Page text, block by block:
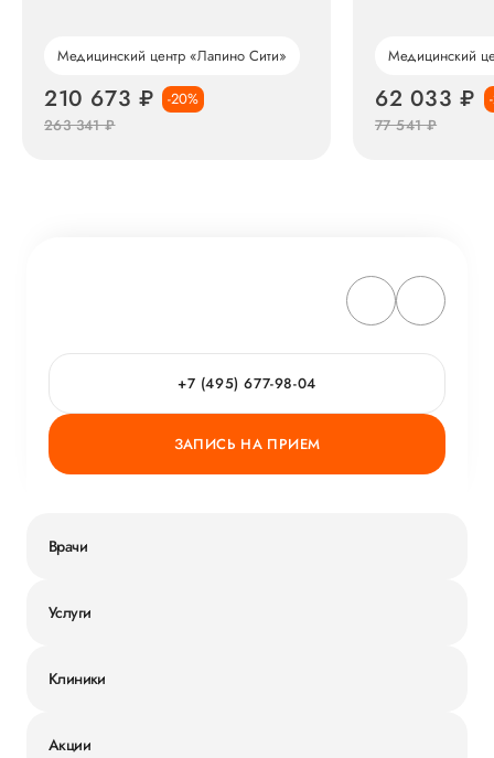
Медицинский центр «Лапино Сити»
210 673 ₽
-20%
263 341 ₽
Медицинский
62 033 ₽
77 541 ₽
+7 (495) 677-98-04
ЗАПИСЬ НА ПРИЕМ
Врачи
Услуги
Клиники
Акции